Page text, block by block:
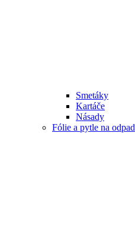
Smetáky
Kartáče
Násady
Fólie a pytle na odpad